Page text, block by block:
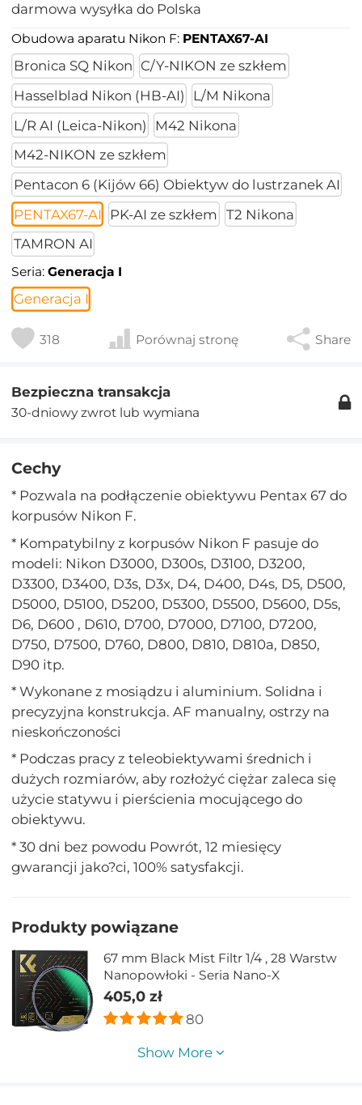
darmowa wysyłka do Polska
Obudowa aparatu Nikon F: PENTAX67-AI
Bronica SQ Nikon C/Y-NIKON ze szkłem
Hasselblad Nikon (HB-AI)
L/M Nikona
L/R AI (Leica-Nikon)
M42 Nikona
M42-NIKON ze szkłem
Pentacon 6 (Kijów 66) Obiektyw do lustrzanek AI
PENTAX67-AI
PK-AI ze szkłem
T2 Nikona
TAMRON AI
Seria:Generacja I
Generacja I
318 Porównaj stronę Share
Bezpieczna transakcja
30-dniowy zwrot lub wymiana
Cechy
* Pozwala na podłączenie obiektywu Pentax 67 do
korpusów Nikon F.
* Kompatybilny z korpusów Nikon F pasuje do
modeli: Nikon D3000, D300s, D3100, D3200,
D3300, D3400, D3s, D3x, D4, D400, D4s, D5, D500,
D5000, D5100, D5200, D5300, D5500, D5600, D5s,
D6, D600 , D610, D700, D7000, D7100, D7200,
D750, D7500, D760, D800, D810, D810a, D850,
D90 itp.
* Wykonane z mosiądzu i aluminium. Solidna i
precyzyjna konstrukcja. AF manualny, ostrzy na
nieskończoności
* Podczas pracy z teleobiektywami średnich i
dużych rozmiarów, aby rozłożyć ciężar zaleca się
użycie statywu i pierścienia mocującego do
obiektywu.
* 30 dni bez powodu Powrót, 12 miesięcy
gwarancji jako?ci, 100% satysfakcji.
Produkty powiązane
67 mm Black Mist Filtr 1/4 , 28 Warstw
Nanopowłoki - Seria Nano-X
405,0 zł
80
Show More